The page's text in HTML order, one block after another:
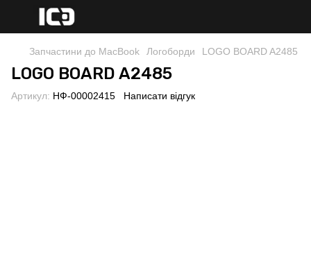
Запчастини до MacBook Логоборди LOGO BOARD A2485
LOGO BOARD A2485
Артикул: НФ-00002415 Написати відгук